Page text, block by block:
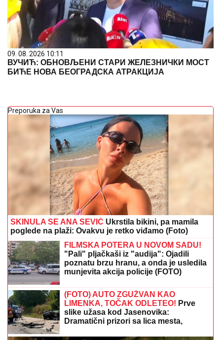
09. 08. 2026 10:11
ВУЧИЋ: ОБНОВЉЕНИ СТАРИ ЖЕЛЕЗНИЧКИ МОСТ
БИЋЕ НОВА БЕОГРАДСКА АТРАКЦИЈА
Preporuka za Vas
SKINULA SE ANA SEVIĆ Ukrstila bikini, pa mamila
poglede na plaži: Ovakvu je retko viđamo (Foto)
FILMSKA POTERA U NOVOM SADU!
"Pali" pljačkaši iz "audija": Ojadili
poznatu brzu hranu, a onda je usledila
munjevita akcija policije (FOTO)
(FOTO) AUTO ZGUŽVAN KAO
LIMENKA, TOČAK ODLETEO! Prve
slike užasa kod Jasenovika:
Dramatični prizori sa lica mesta,